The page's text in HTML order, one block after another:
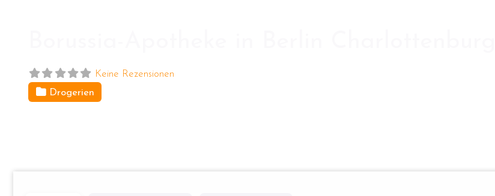
Keine Rezensionen
Drogerien